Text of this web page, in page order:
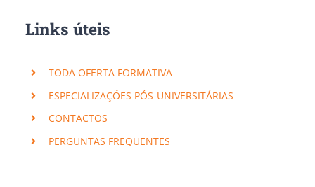
Links úteis
TODA OFERTA FORMATIVA
ESPECIALIZAÇÕES PÓS-UNIVERSITÁRIAS
CONTACTOS
PERGUNTAS FREQUENTES